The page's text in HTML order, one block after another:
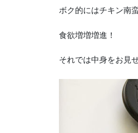
ボク的にはチキン南
食欲増増増進！
それでは中身をお見